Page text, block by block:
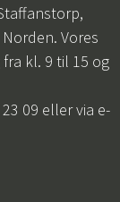
Vores
kl. 9 til 15 og
09 eller via e-